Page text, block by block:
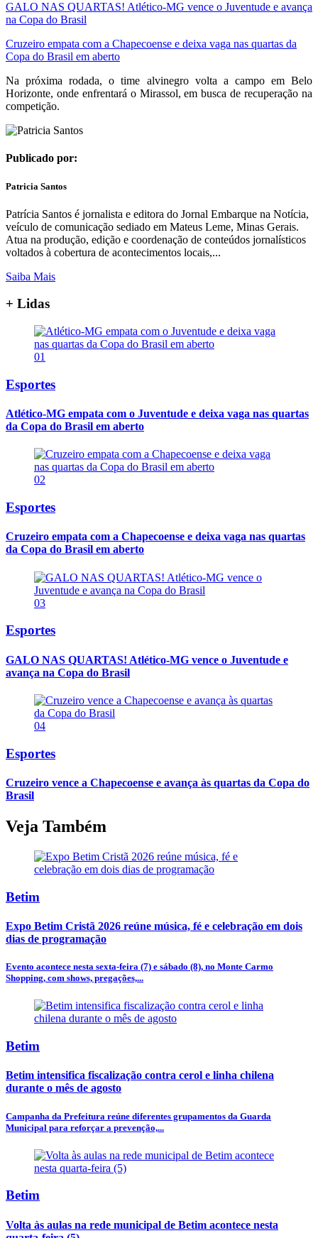
GALO NAS QUARTAS! Atlético-MG vence o Juventude e avança
na Copa do Brasil
Cruzeiro empata com a Chapecoense e deixa vaga nas quartas da
Copa do Brasil em aberto
Na próxima rodada, o time alvinegro volta a campo em Belo
Horizonte, onde enfrentará o Mirassol, em busca de recuperação na
competição.
Publicado por:
Patricia Santos
Patrícia Santos é jornalista e editora do Jornal Embarque na Notícia,
veículo de comunicação sediado em Mateus Leme, Minas Gerais.
Atua na produção, edição e coordenação de conteúdos jornalísticos
voltados à cobertura de acontecimentos locais,...
Saiba Mais
+ Lidas
01
Esportes
Atlético-MG empata com o Juventude e deixa vaga nas quartas
da Copa do Brasil em aberto
02
Esportes
Cruzeiro empata com a Chapecoense e deixa vaga nas quartas
da Copa do Brasil em aberto
03
Esportes
GALO NAS QUARTAS! Atlético-MG vence o Juventude e
avança na Copa do Brasil
04
Esportes
Cruzeiro vence a Chapecoense e avança às quartas da Copa do
Brasil
Veja Também
Betim
Expo Betim Cristã 2026 reúne música, fé e celebração em dois
dias de programação
Evento acontece nesta sexta-feira (7) e sábado (8), no Monte Carmo
Shopping, com shows, pregações,...
Betim
Betim intensifica fiscalização contra cerol e linha chilena
durante o mês de agosto
Campanha da Prefeitura reúne diferentes grupamentos da Guarda
Municipal para reforçar a prevenção,...
Betim
Volta às aulas na rede municipal de Betim acontece nesta